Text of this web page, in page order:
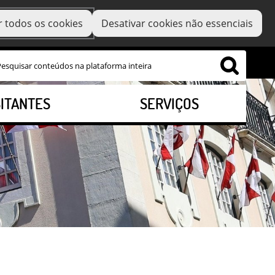
todos os cookies Desativar cookies não essenciais
SERVIÇOS